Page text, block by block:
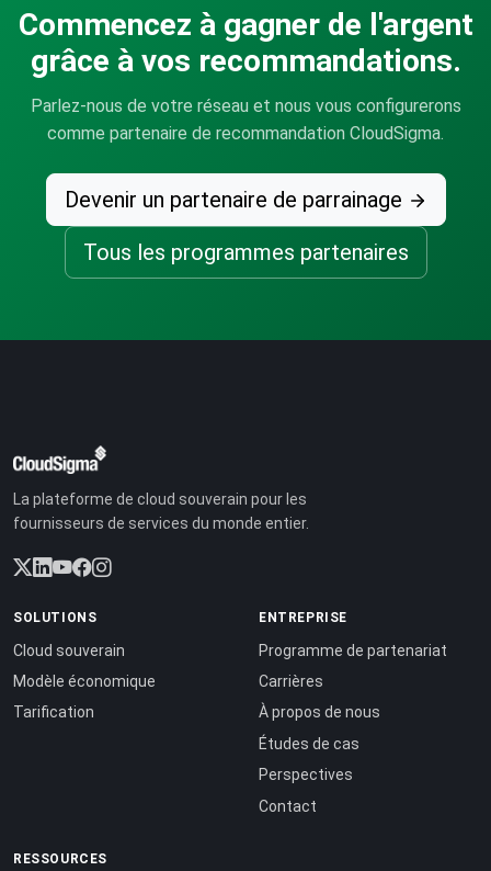
Commencez à gagner de l'argent
grâce à vos recommandations.
Parlez-nous de votre réseau et nous vous configurerons
comme partenaire de recommandation CloudSigma.
Devenir un partenaire de parrainage
Tous les programmes partenaires
La plateforme de cloud souverain pour les
fournisseurs de services du monde entier.
SOLUTIONS
Cloud souverain
Modèle économique
Tarification
ENTREPRISE
Programme de partenariat
Carrières
À propos de nous
Études de cas
Perspectives
Contact
RESSOURCES